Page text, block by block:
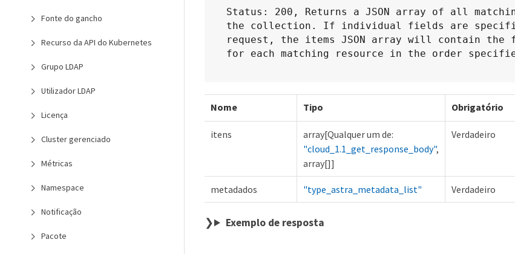
Fonte do gancho
Recurso da API do Kubernetes
Grupo LDAP
Utilizador LDAP
Licença
Cluster gerenciado
Métricas
Namespace
Notificação
Pacote
Status: 200, Returns a JSON array of all
the collection. If individual fields are
request, the items JSON array will contain the
for each matching resource in the order
Nome Tipo Obrigatório
itens
array[Qualquer um de:
"cloud_1.1_get_response_body",
array[]]
Verdadeiro
metadados "type_astra_metadata_list" Verdadeiro
Exemplo de resposta